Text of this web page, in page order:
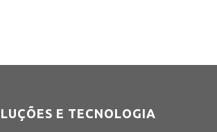
E TECNOLOGIA